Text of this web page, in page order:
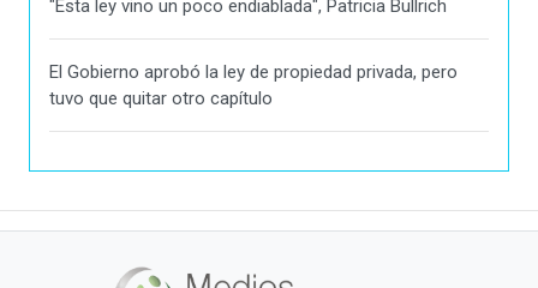
"Esta ley vino un poco endiablada", Patricia Bullrich
El Gobierno aprobó la ley de propiedad privada, pero
tuvo que quitar otro capítulo